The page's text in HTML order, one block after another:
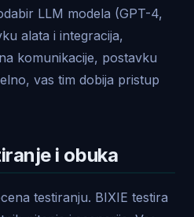
LLM modela (GPT-4,
alata i integracija,
komunikacije, postavku
vas tim dobija pristup
i obuka
testiranju. BIXIE testira